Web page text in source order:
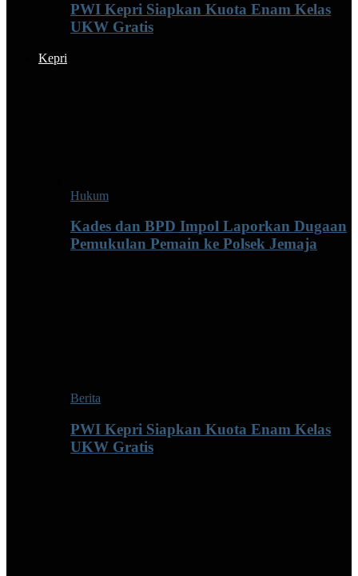
PWI Kepri Siapkan Kuota Enam Kelas
UKW Gratis
Kepri
Hukum
Kades dan BPD Impol Laporkan Dugaan
Pemukulan Pemain ke Polsek Jemaja
Berita
PWI Kepri Siapkan Kuota Enam Kelas
UKW Gratis